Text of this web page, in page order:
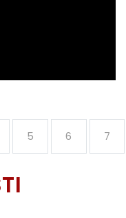
5 6 7